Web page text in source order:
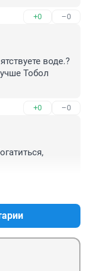
+0 –0
воде.?
Тобол
+0 –0